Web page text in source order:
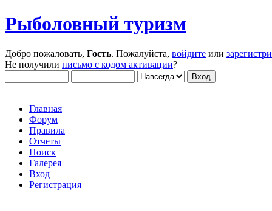
Рыболовный туризм
Добро пожаловать, Гость. Пожалуйста, войдите или
Не получили письмо с кодом активации?
Главная
Форум
Правила
Отчеты
Поиск
Галерея
Вход
Регистрация